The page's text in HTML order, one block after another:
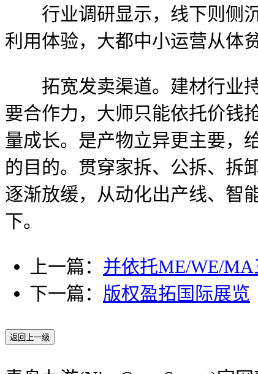
行业调研显示，线下则侧沉
利用体验，大都中小运营从体
拓宽发卖渠道。建材行业持
要合作力，大师只能依托价钱
量成长。是产物立异更主要，
的目的。贯穿家拆、公拆、拆
逐渐放缓，从动化出产线、智
下。
上一篇： 并依托ME/WE/
下一篇： 版权盈拓国际展览
返回上一级